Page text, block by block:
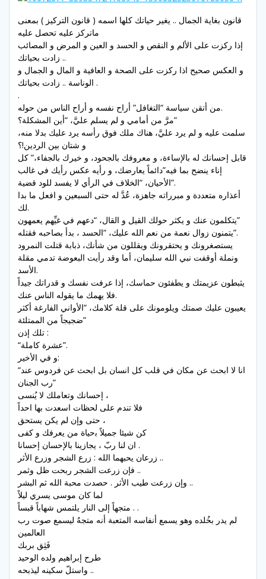
قانون بغاية الجمال .. يغير حياتك كلها اسمه ( قانون التركيز ) بمعنى
ماتركز عليه تحصل عليه
إذا ركزت على الألم و النقص و الحسد و العين و المرض و المصائب
زادت بحياتك ..
و العكس صحيح اذا ركزت على الصحة و العافية و المال و الجمال و
الوناسة .. زادت بحياتك .
.
من أتقن سياسة “التغافل” أراح نفسه و أراح الناس من حوله.
مرَّ من أمامي و لم يسلم عليَّ، “أين المشكلة؟”
سلمت عليه و لم يرد عليَّ، هناك ملك فوق رأسه يرد عليك بدلا منه،
و شتان بين الردين!؟
قابل إحسانك له بالإساءة، و معروفك بالجحود، و خيرك بالجفاء،” كل
إناء ينضح بما فيه”دائماً يعارضك، و رأيه عكس رأيك في غالب
الأحيان، “الخلاف في الرأي لا يفسد للود قضية”.
أعذاره متعددة و مبرراته جاهزة، عُدَّ له حتى السبعين و افعل ما بدا
لك.
يتكلمون عنك و يكثر حولك القيل و القال، “دعهم في غيِّهم يعمهون”
يتمنون زوال نعمة من نعم الله عليك، “الحسد ، بدأ بصاحبه فقتله”.
يستصغرونك و يحتقرونك ويقللون من شأنك، ذبابة قتلت النمرود
ونملة أوقفت نبي الله سليمان، أما وقد رأيت البعوضة تدمي مقلة
الأسد.
يثبطون عزيمتك و يطفئون حماسك، إذا عرفت نفسك و قدراتك جيداً
فلا يهمك ما يقوله الناس عنك.
يعيبون عليك صمتك ويلومونك على قلة كلامك، “الأواني الفارغة أكثر
ضجيجاً من الممتلئة”
تلك إذن :
“عشرة كاملة”.
و في الأخير:
“انا لا ابحث عن مكان في قلب كل انسان بل ابحث عن فردوس عند
رب الجنان”
إحسانك وتعاملك لا يُنسى ،
فلا تندم على لحظات اسعدت بها احداً
حتى وإن لم يكن يستحق ،
كن شيئا جميلاً ﺑحياة من يعرفك و كفى
ان لنا ربّ ، يجازينا بالإحسان إحسانا .
زرعان يحبهما الله : زرع الشجر وزرع الأثر ..
فإن زرعت الشجر ربحت ظل وثمر ..
وإن زرعت طيب الأثر . حصدت محبة الله ثم البشر ..
لما كان موسى يسري ليلاً
متجهاً إلى النار يلتمس شهاباً قبساً . .
لم يدر بخُلده وهو يسمع أنفاسه المتعبة أنه متجهٌ ليسمع صوت رب
العالمين
فَثِق بربك
طرح إبراهيم ولده الوحيد
واستلّ سكينه ليذبحه ..